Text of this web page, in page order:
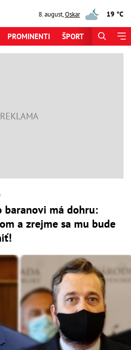
8. august,Oskar 19 °C
PROMINENTI ŠPORT
baranovi má dohru:
a zrejme sa mu bude